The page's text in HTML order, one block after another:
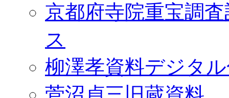
京都府寺院重宝調
ス
柳澤孝資料デジタ